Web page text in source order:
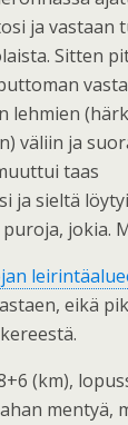
ja vastaan
Sitten
lehmien
väliin ja
taas
ja sieltä
jokia.
eikä
(km),
mentyä,